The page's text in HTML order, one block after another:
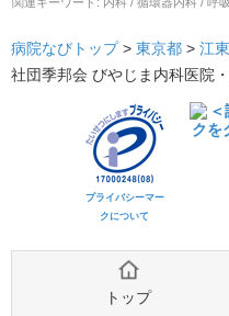
病院なびトップ > 東京都 > 江
社団季邦会 びやじま内科医院
プライバシーマー
クについて
トップ